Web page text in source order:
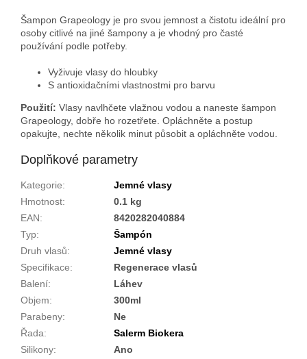
Šampon Grapeology je pro svou jemnost a čistotu ideální pro
osoby citlivé na jiné šampony a je vhodný pro časté
používání podle potřeby.
Vyživuje vlasy do hloubky
S antioxidačními vlastnostmi pro barvu
Použití: Vlasy navlhčete vlažnou vodou a naneste šampon
Grapeology, dobře ho rozetřete. Opláchněte a postup
opakujte, nechte několik minut působit a opláchněte vodou.
Doplňkové parametry
Kategorie:
Jemné vlasy
Hmotnost:
0.1 kg
EAN:
8420282040884
Typ:
Šampón
Druh vlasů:
Jemné vlasy
Specifikace:
Regenerace vlasů
Balení:
Láhev
Objem:
300ml
Parabeny:
Ne
Řada:
Salerm Biokera
Silikony:
Ano